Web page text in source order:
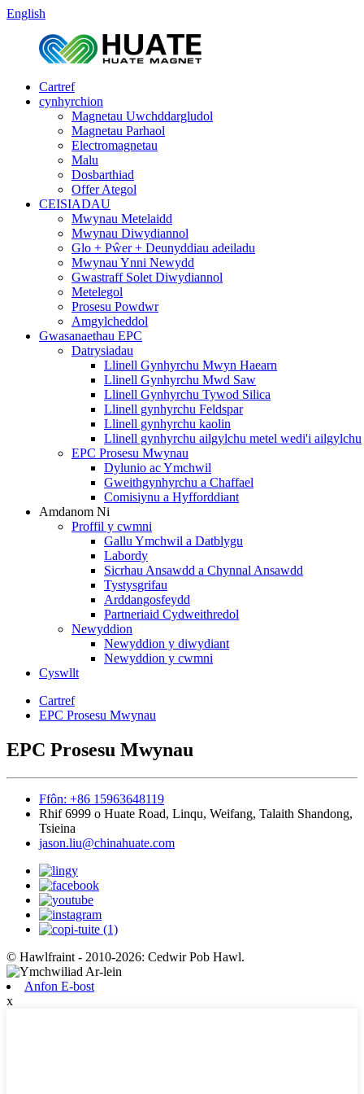
English
Cartref
cynhyrchion
Magnetau Uwchddargludol
Magnetau Parhaol
Electromagnetau
Malu
Dosbarthiad
Offer Ategol
CEISIADAU
Mwynau Metelaidd
Mwynau Diwydiannol
Glo + Pŵer + Deunyddiau adeiladu
Mwynau Ynni Newydd
Gwastraff Solet Diwydiannol
Metelegol
Prosesu Powdwr
Amgylcheddol
Gwasanaethau EPC
Datrysiadau
Llinell Gynhyrchu Mwyn Haearn
Llinell Gynhyrchu Mwd Saw
Llinell Gynhyrchu Tywod Silica
Llinell gynhyrchu Feldspar
Llinell gynhyrchu kaolin
Llinell gynhyrchu ailgylchu metel wedi'i ailgylchu
EPC Prosesu Mwynau
Dylunio ac Ymchwil
Gweithgynhyrchu a Chaffael
Comisiynu a Hyfforddiant
Amdanom Ni
Proffil y cwmni
Gallu Ymchwil a Datblygu
Labordy
Sicrhau Ansawdd a Chynnal Ansawdd
Tystysgrifau
Arddangosfeydd
Partneriaid Cydweithredol
Newyddion
Newyddion y diwydiant
Newyddion y cwmni
Cyswllt
Cartref
EPC Prosesu Mwynau
EPC Prosesu Mwynau
Ffôn: +86 15963648119
Rhif 6999 o Huate Road, Linqu, Weifang, Talaith Shandong,
Tsieina
jason.liu@chinahuate.com
© Hawlfraint - 2010-2026: Cedwir Pob Hawl.
Anfon E-bost
x